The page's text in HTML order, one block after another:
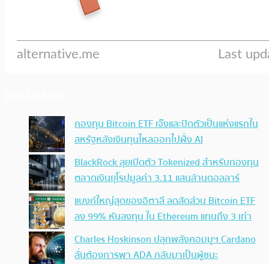
กองทุน Bitcoin ETF เจ๊งและปิดตัวเป็นแห่งแรกใน
สหรัฐหลังเงินทุนไหลออกไปฝั่ง AI
BlackRock ลุยเปิดตัว Tokenized สำหรับกองทุน
ตลาดเงินยุโรปมูลค่า 3.11 แสนล้านดอลลาร์
แบงก์ใหญ่สุดของอิตาลี ลดสัดส่วน Bitcoin ETF
ลง 99% หันลงทุน ใน Ethereum แทนถึง 3 เท่า
Charles Hoskinson ปลุกพลังคอมมูฯ Cardano
ลั่นต้องการพา ADA กลับมาเป็นผู้ชนะ